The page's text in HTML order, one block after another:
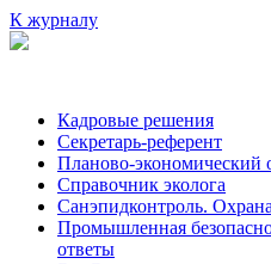
К журналу
Кадровые решения
Секретарь-референт
Планово-экономический
Справочник эколога
Санэпидконтроль.
Промышленная
ответы